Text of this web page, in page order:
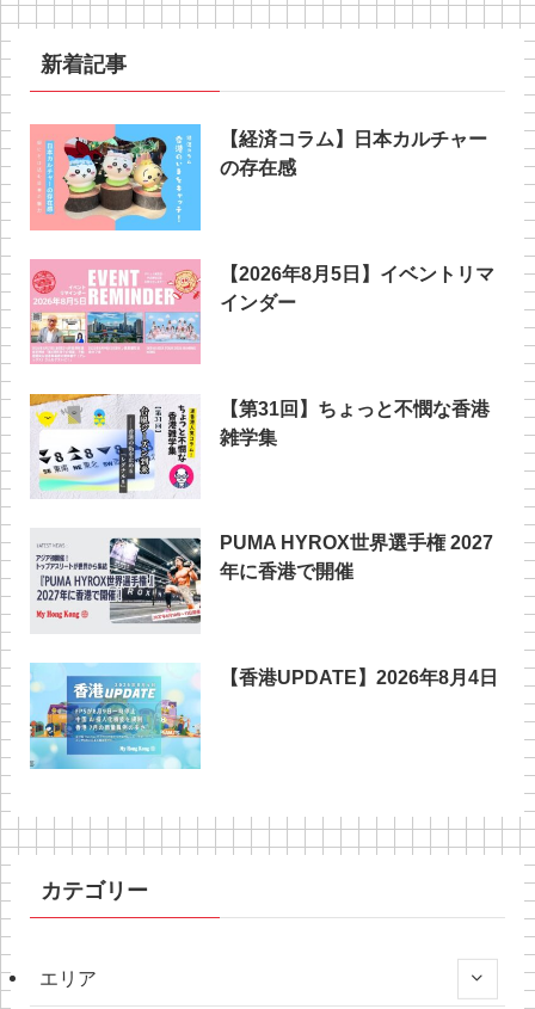
新着記事
【経済コラム】日本カルチャー
の存在感
【2026年8月5日】イベントリマ
インダー
【第31回】ちょっと不憫な香港
雑学集
PUMA HYROX世界選手権 2027
年に香港で開催
【香港UPDATE】2026年8月4日
カテゴリー
エリア